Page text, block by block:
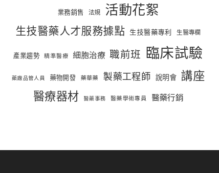
業務銷售 法規 活動花絮
生技醫藥人才服務據點 生技醫藥專利 生醫專欄
產業趨勢 精準醫療 細胞治療 職前班 臨床試驗
藥廠品管人員 藥物開發 藥華藥 製藥工程師 說明會 講座
醫療器材 醫藥事務 醫藥學術專員 醫藥行銷